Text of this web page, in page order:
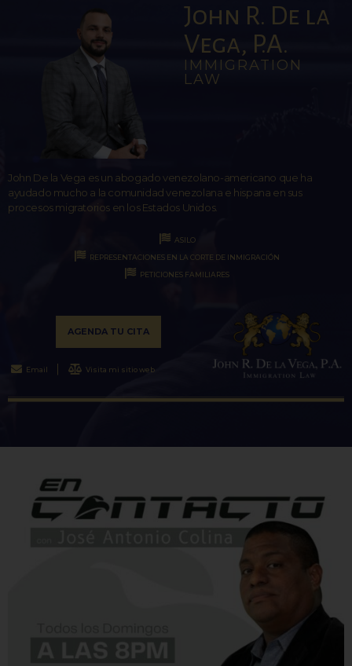
John R. De la
Vega, P.A.
IMMIGRATION
LAW
John De la Vega es un abogado venezolano-americano que ha
ayudado mucho a la comunidad venezolana e hispana en sus
procesos migratorios en los Estados Unidos.
ASILO
REPRESENTACIONES EN LA CORTE DE INMIGRACIÓN
PETICIONES FAMILIARES
AGENDA TU CITA
Email Visita mi sitio web